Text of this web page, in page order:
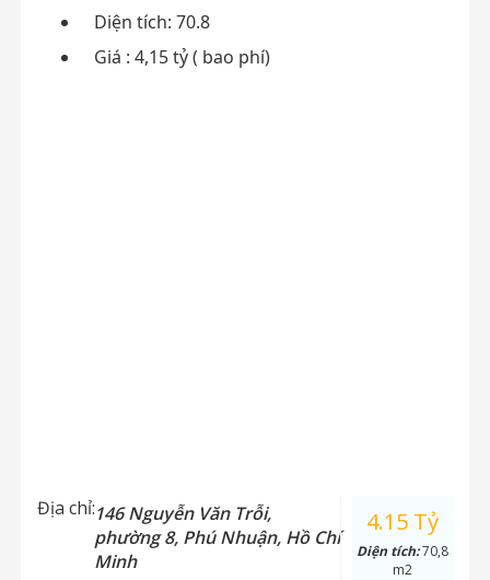
Diện tích: 70.8
Giá : 4,15 tỷ ( bao phí)
Địa chỉ:146 Nguyễn Văn Trỗi,
phường 8, Phú Nhuận, Hồ Chí
Minh
4.15 Tỷ
Diện tích:70,8
m2